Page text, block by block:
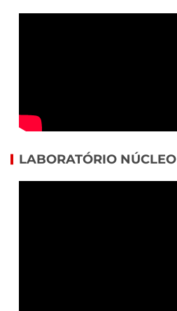
LABORATÓRIO NÚCLEO